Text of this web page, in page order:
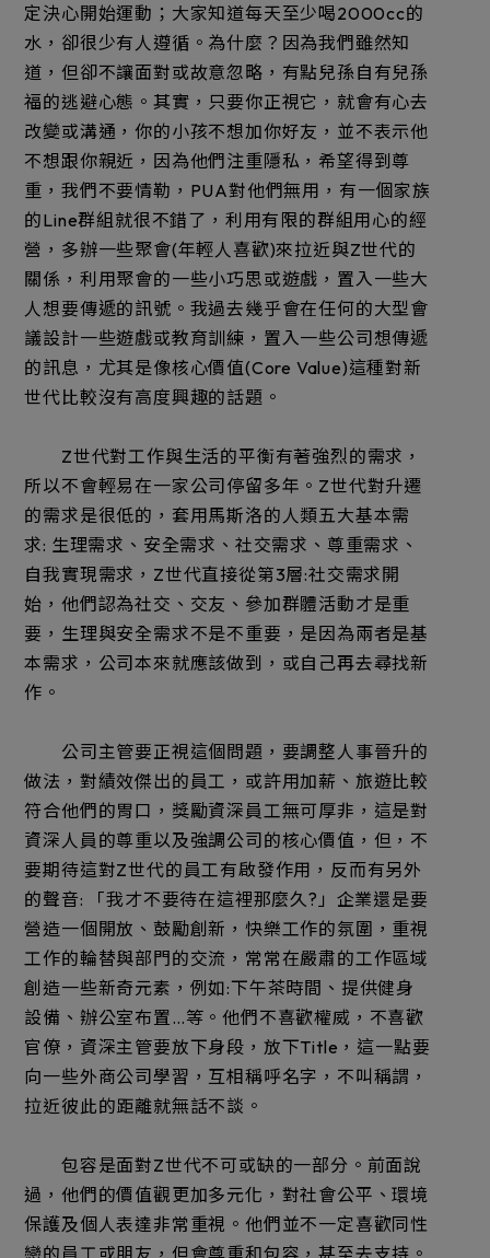
定決心開始運動；大家知道每天至少喝2000cc的
水，卻很少有人遵循。為什麼？因為我們雖然知
道，但卻不讓面對或故意忽略，有點兒孫自有兒孫
福的逃避心態。其實，只要你正視它，就會有心去
改變或溝通，你的小孩不想加你好友，並不表示他
不想跟你親近，因為他們注重隱私，希望得到尊
重，我們不要情勒，PUA對他們無用，有一個家族
的Line群組就很不錯了，利用有限的群組用心的經
營，多辦一些聚會(年輕人喜歡)來拉近與Z世代的
關係，利用聚會的一些小巧思或遊戲，置入一些大
人想要傳遞的訊號。我過去幾乎會在任何的大型會
議設計一些遊戲或教育訓練，置入一些公司想傳遞
的訊息，尤其是像核心價值(Core Value)這種對新
世代比較沒有高度興趣的話題。
Z世代對工作與生活的平衡有著強烈的需求，
所以不會輕易在一家公司停留多年。Z世代對升遷
的需求是很低的，套用馬斯洛的人類五大基本需
求: 生理需求、安全需求、社交需求、尊重需求、
自我實現需求，Z世代直接從第3層:社交需求開
始，他們認為社交、交友、參加群體活動才是重
要，生理與安全需求不是不重要，是因為兩者是基
本需求，公司本來就應該做到，或自己再去尋找新
作。
公司主管要正視這個問題，要調整人事晉升的
做法，對績效傑出的員工，或許用加薪、旅遊比較
符合他們的胃口，獎勵資深員工無可厚非，這是對
資深人員的尊重以及強調公司的核心價值，但，不
要期待這對Z世代的員工有啟發作用，反而有另外
的聲音: 「我才不要待在這裡那麼久?」企業還是要
營造一個開放、鼓勵創新，快樂工作的氛圍，重視
工作的輪替與部門的交流，常常在嚴肅的工作區域
創造一些新奇元素，例如:下午茶時間、提供健身
設備、辦公室布置…等。他們不喜歡權威，不喜歡
官僚，資深主管要放下身段，放下Title，這一點要
向一些外商公司學習，互相稱呼名字，不叫稱謂，
拉近彼此的距離就無話不談。
包容是面對Z世代不可或缺的一部分。前面說
過，他們的價值觀更加多元化，對社會公平、環境
保護及個人表達非常重視。他們並不一定喜歡同性
戀的員工或朋友，但會尊重和包容，甚至去支持。